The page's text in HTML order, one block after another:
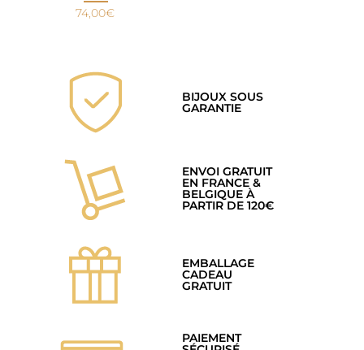
74,00€
BIJOUX SOUS
GARANTIE
ENVOI GRATUIT
EN FRANCE &
BELGIQUE À
PARTIR DE 120€
EMBALLAGE
CADEAU
GRATUIT
PAIEMENT